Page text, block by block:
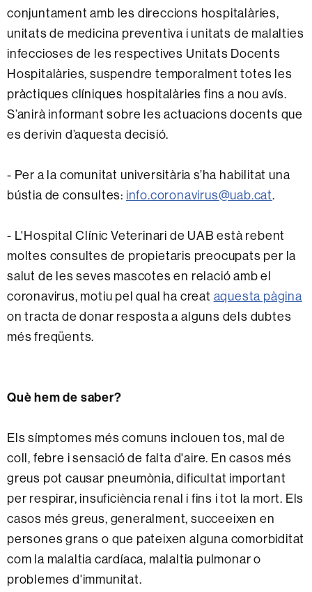
conjuntament amb les direccions hospitalàries,
unitats de medicina preventiva i unitats de malalties
infeccioses de les respectives Unitats Docents
Hospitalàries, suspendre temporalment totes les
pràctiques clíniques hospitalàries fins a nou avís.
S’anirà informant sobre les actuacions docents que
es derivin d’aquesta decisió.
- Per a la comunitat universitària s’ha habilitat una
bústia de consultes: info.coronavirus@uab.cat.
- L'Hospital Clínic Veterinari de UAB està rebent
moltes consultes de propietaris preocupats per la
salut de les seves mascotes en relació amb el
coronavirus, motiu pel qual ha creat aquesta pàgina
on tracta de donar resposta a alguns dels dubtes
més freqüents.
Què hem de saber?
Els símptomes més comuns inclouen tos, mal de
coll, febre i sensació de falta d'aire. En casos més
greus pot causar pneumònia, dificultat important
per respirar, insuficiència renal i fins i tot la mort. Els
casos més greus, generalment, succeeixen en
persones grans o que pateixen alguna comorbiditat
com la malaltia cardíaca, malaltia pulmonar o
problemes d'immunitat.